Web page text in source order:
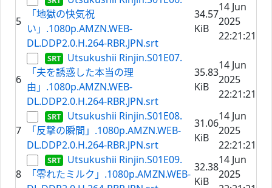
5
「地獄の快気祝
い」.1080p.AMZN.WEB-
DL.DDP2.0.H.264-RBR.JPN.srt
34.57
KiB
14 Jun
2025
22:21:21
6
Utsukushii Rinjin.S01E07.
「夫を誘惑した本当の理
由」.1080p.AMZN.WEB-
DL.DDP2.0.H.264-RBR.JPN.srt
35.83
KiB
14 Jun
2025
22:21:21
7
Utsukushii Rinjin.S01E08.
「反撃の瞬間」.1080p.AMZN.WEB-
DL.DDP2.0.H.264-RBR.JPN.srt
31.06
KiB
14 Jun
2025
22:21:21
8
Utsukushii Rinjin.S01E09.
「零れたミルク」.1080p.AMZN.WEB-
32.38
KiB
14 Jun
2025